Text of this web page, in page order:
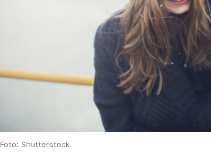
Foto: Shutterstock